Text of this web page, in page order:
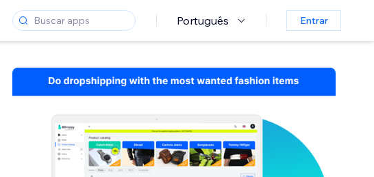
Português Entrar